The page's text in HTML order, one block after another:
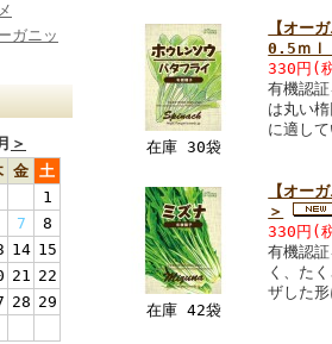
ガニッ
＞
金 土
1
7
8
14 15
21 22
28 29
在庫 30袋
【オー
0.5ｍｌ
330円 (
有機認
は丸い
に適し
在庫 42袋
【オー
＞
330円 (
有機認
く、た
ザした